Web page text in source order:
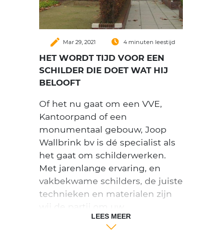
Wanneer er onverhoopt
mechanische beschadigingen
ontstaan aan het schilderwerk,
mensen laten altijd wat verf bij
u achter voor dit soort
Laat u na twee of vier jaar het
schilderwerk en de ondergrond
nog eens inspecteren door Joop
Wallbrink BV. U voorkomt
hiermee verrassingen in de
toekomst.
Wij vragen voor dit soort
inspecties en schriftelijke
rapportages € 40,00 exclusief
muur boven het aanrecht in de
keuken.
Lees meer
create Mar 29, 2021 4 minuten leestijd
HET WORDT TIJD VOOR EEN
SCHILDER DIE DOET WAT HIJ
BELOOFT
Of het nu gaat om een VVE,
Kantoorpand of een
monumentaal gebouw, Joop
Wallbrink bv is dé specialist als
het gaat om schilderwerken.
Met jarenlange ervaring, en
vakbekwame schilders, de juiste
technieken en materialen zijn
wij de partij om uw
schilderwerk op professionele
wijze uit te voeren.
LEES MEER